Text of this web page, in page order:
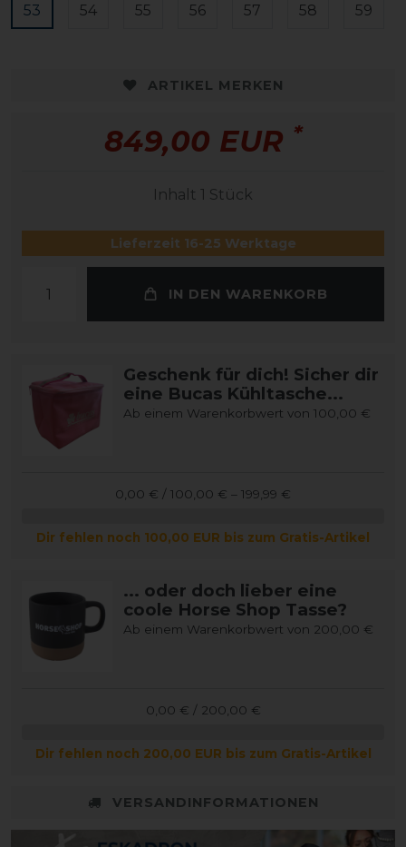
53 54 55 56 57 58 59
ARTIKEL MERKEN
849,00 EUR *
Inhalt 1 Stück
Lieferzeit 16-25 Werktage
IN DEN WARENKORB
Geschenk für dich! Sicher dir
eine Bucas Kühltasche...
Ab einem Warenkorbwert von 100,00 €
0,00 € / 100,00 € – 199,99 €
Dir fehlen noch 100,00 EUR bis zum Gratis-Artikel
... oder doch lieber eine
coole Horse Shop Tasse?
Ab einem Warenkorbwert von 200,00 €
0,00 € / 200,00 €
Dir fehlen noch 200,00 EUR bis zum Gratis-Artikel
VERSANDINFORMATIONEN